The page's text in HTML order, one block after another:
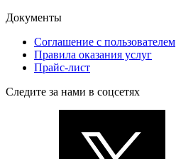
Документы
Соглашение с пользователем
Правила оказания услуг
Прайс-лист
Следите за нами в соцсетях